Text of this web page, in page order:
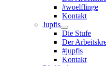
#woelflinge
Kontakt
Jupfis
Die Stufe
Der
#jupfis
Kontakt